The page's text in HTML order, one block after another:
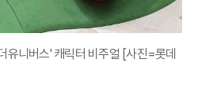
유니버스' 캐릭터 비주얼 [사진=롯데